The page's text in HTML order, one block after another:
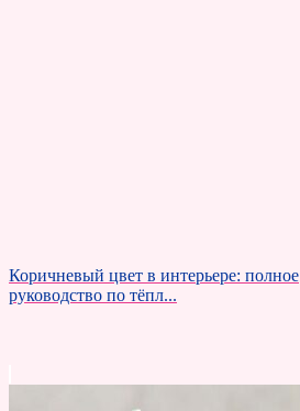
Коричневый цвет в интерьере: полное
руководство по тёпл...